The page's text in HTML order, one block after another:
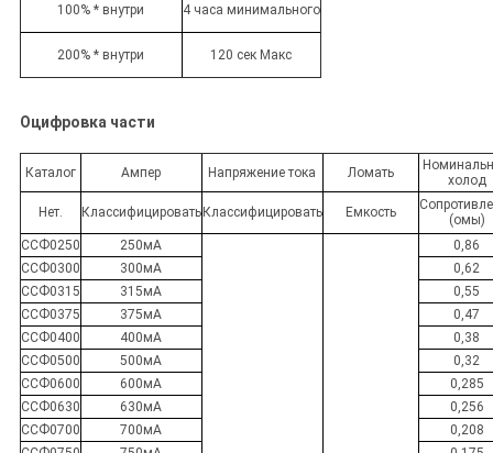
100% * внутри 4 часа минимального
200% * внутри 120 сек Макс
Оцифровка части
Каталог Ампер Напряжение тока Ломать
холод
Нет. КлассифицироватьКлассифицировать Емкость
(омы)
ССФ0250
250мА
0,86
ССФ0300
300мА
0,62
ССФ0315
315мА
0,55
ССФ0375
375мА
0,47
ССФ0400
400мА
0,38
ССФ0500
500мА
0,32
ССФ0600
600мА
0,285
ССФ0630
630мА
0,256
ССФ0700
700мА
0,208